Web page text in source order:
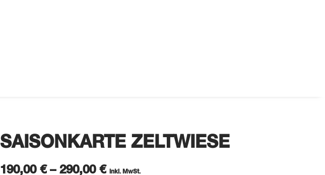
SAISONKARTE ZELTWIESE
190,00 €– 290,00 € inkl. MwSt.